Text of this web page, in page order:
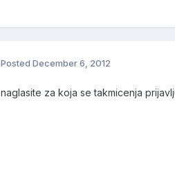
Posted December 6, 2012
naglasite za koja se takmicenja